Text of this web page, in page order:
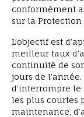
conformément
sur la Protection
L’objectif est
meilleur taux
continuité de
jours de
d’interrompre le
les plus courtes
maintenance,